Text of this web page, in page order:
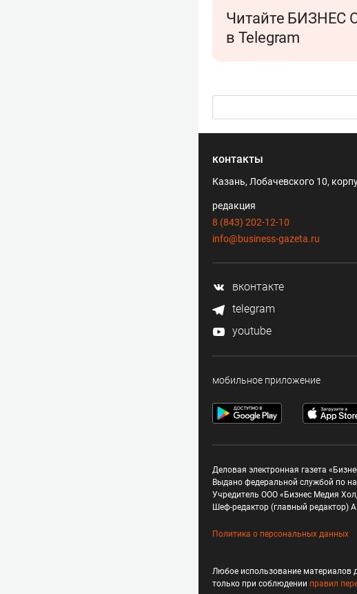
Читайте БИЗНЕС
в Telegram
контакты
Казань, Лобачевского 10,
редакция
8 (843) 202-12-10
info@business-gazeta.ru
вконтакте
telegram
youtube
мобильное приложение
Деловая электронная газета
Выдано федеральной службой по
Учредитель ООО «Бизнес Медия
Шеф-редактор (главный редактор)
Политика о персональных данных
Любое использование материалов
только при соблюдении правил